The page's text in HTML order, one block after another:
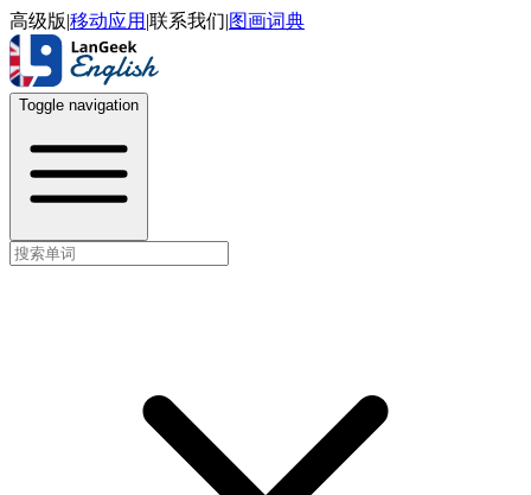
高级版|移动应用 |联系我们|图画词典
Toggle navigation